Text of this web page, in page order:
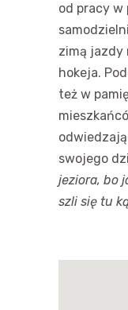
od pracy w
zimą jazdy
hokeja.
też w
swojego
jeziora, bo
szli się tu